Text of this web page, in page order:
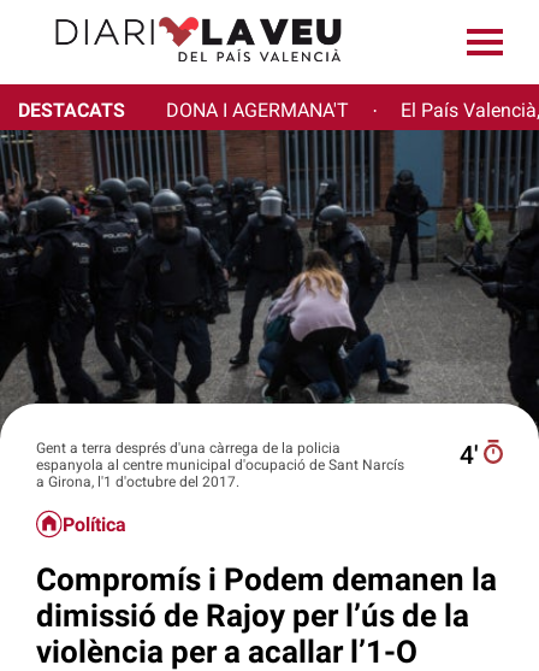
DESTACATS DONA I AGERMANA'T · El País
Gent a terra després d'una càrrega de la policia
espanyola al centre municipal d'ocupació de Sant Narcís
a Girona, l'1 d'octubre del 2017.
4′
Política
Compromís i Podem demanen la
dimissió de Rajoy per l’ús de la
violència per a acallar l’1-O